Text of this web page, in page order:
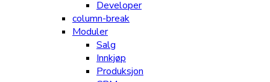
Developer
column-break
Moduler
Salg
Innkjøp
Produksjon